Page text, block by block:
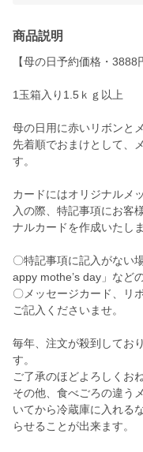
商品説明
【母の日予約価格・
1玉箱入り1.5ｋｇ以上
母の日用に赤いリボンと
先着順でおまけとして、
す。
カードにはオリジナルメ
入の際、特記事項にお客
ナルカードを作成いたしま
〇特記事項に記入がない
appy mothe’s day」など
〇メッセージカード、リ
ご記入くださいませ。
毎年、注文が殺到してお
す。
ご了承のほどよろしくお
その他、食べごろの違う
いてから冷蔵庫に入れる
らせることが出来ます。